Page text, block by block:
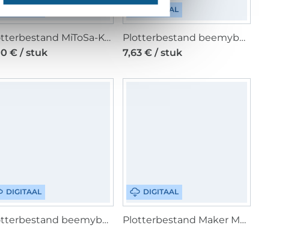
Plotterbestand MiToSa-Kreativ Lemon Squeezy, Duits
€ / stuk
DIGITAAL
Plotterbestand beemybear Freundschaft, Duits
7,63 € / stuk
DIGITAAL
Plotterbestand beemybear Zitronenduft, Duits
DIGITAAL
Plotterbestand Maker Mauz Boho Mandala, Duits